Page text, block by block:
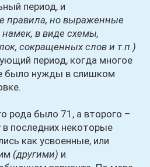
период, и
правила, но выраженные
намек, в виде схемы,
сокращенных слов и т.п.)
период, когда многое
было нужды в слишком
было 71, а второго –
в последних некоторые
как усвоенные, или
(другими) и